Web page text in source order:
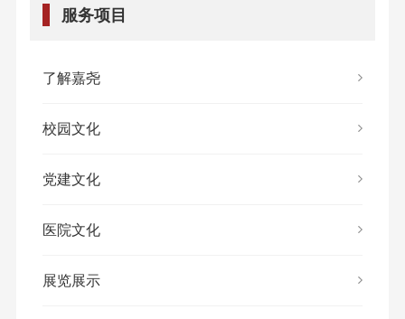
服务项目
了解嘉尧
校园文化
党建文化
医院文化
展览展示